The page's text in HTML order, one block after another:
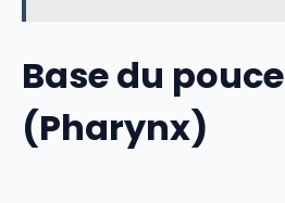
Base du pouce
(Pharynx)